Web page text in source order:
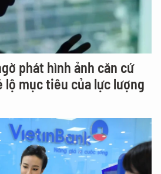
phát hình ảnh căn cứ
lộ mục tiêu của lực lượng